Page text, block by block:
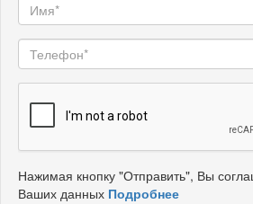
Нажимая кнопку "Отправить", Вы
Ваших данных Подробнее